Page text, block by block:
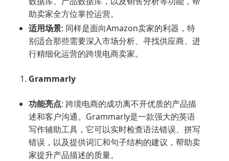
助卖家全方位掌控运营。
适用场景: 同样是面向Amazon卖家的利器，特
别适合那些需要深入市场分析、寻找供应商、进
行精细化运营的跨境电商卖家。
Grammarly
功能亮点: 跨境电商的成功离不开优质的产品描
述和客户沟通。Grammarly是一款强大的英语
写作辅助工具，它可以实时检查语法错误、拼写
错误，以及提供词汇和句子结构的建议，帮助卖
家提升产品描述的质量。